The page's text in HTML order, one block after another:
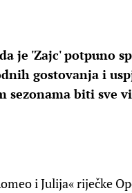
je 'Zajc' potpuno
gostovanja i
sezonama biti sve
i Julija« riječke